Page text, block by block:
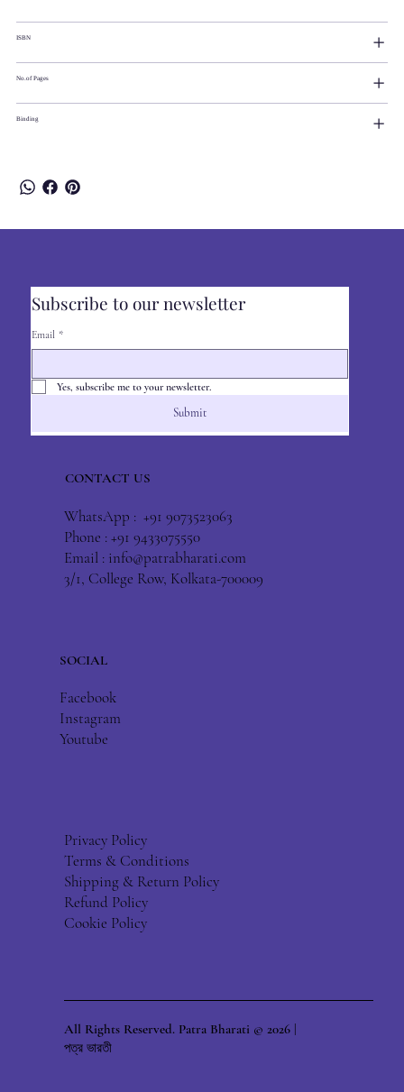
ISBN
No.of Pages
Binding
Subscribe to our newsletter
Email *
Yes, subscribe me to your newsletter.
Submit
CONTACT US
WhatsApp : +91 9073523063
Phone : +91 9433075550
Email : info@patrabharati.com
3/1, College Row, Kolkata-700009
SOCIAL
Facebook
Instagram
Youtube
Privacy Policy
Terms & Conditions
Shipping & Return Policy
Refund Policy
Cookie Policy
All Rights Reserved. Patra Bharati © 2026 |
পত্র ভারতী